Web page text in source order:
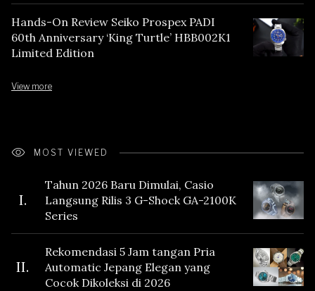
Hands-On Review Seiko Prospex PADI
60th Anniversary ‘King Turtle’ HBB002K1
Limited Edition
View more
MOST VIEWED
I.
Tahun 2026 Baru Dimulai, Casio
Langsung Rilis 3 G-Shock GA-2100K
Series
II.
Rekomendasi 5 Jam tangan Pria
Automatic Jepang Elegan yang
Cocok Dikoleksi di 2026